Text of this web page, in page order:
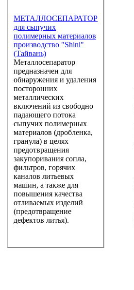
МЕТАЛЛОСЕПАРАТОР
для сыпучих
полимерных материалов
производство "Shini"
(Тайвань)
Металлосепаратор
предназначен для
обнаружения и удаления
посторонних
металлических
включений из свободно
падающего потока
сыпучих полимерных
материалов (дробленка,
гранула) в целях
предотвращения
закупоривания сопла,
фильтров, горячих
каналов литьевых
машин, а также для
повышения качества
отливаемых изделий
(предотвращение
дефектов литья).